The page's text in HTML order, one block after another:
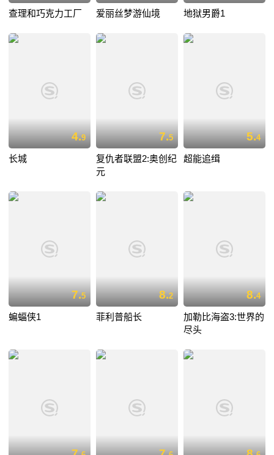
查理和巧克力工厂 爱丽丝梦游仙境 地狱男爵1
4.9
长城
7.5
复仇者联盟2:奥创纪
元
5.4
超能追缉
7.5
蝙蝠侠1
8.2
菲利普船长
8.4
加勒比海盗3:世界的
尽头